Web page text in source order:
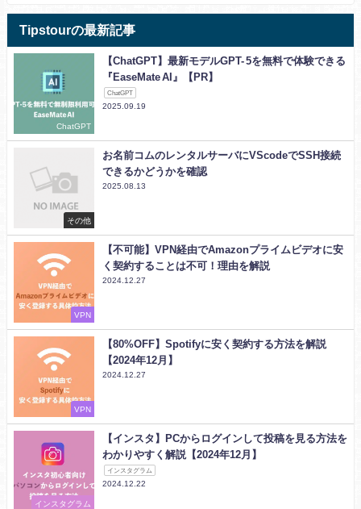
Tipstourの最新記事
ChatGPT
【ChatGPT】最新モデルGPT- 5を無料で体験できる
『EaseMate AI』【PR】
ChatGPT
2025.09.19
その他
お名前コムのレンタルサーバにVScodeでSSH接続
できるかどうかを確認
2025.08.13
VPN
【不可能】VPN経由でAmazonプライムビデオに安
く契約することは不可！理由を解説
2024.12.27
VPN
【80%OFF】Spotifyに安く契約する方法を解説
【2024年12月】
2024.12.27
インスタグラム
【インスタ】PCからログインして投稿を見る方法を
わかりやすく解説【2024年12月】
インスタグラム
2024.12.22